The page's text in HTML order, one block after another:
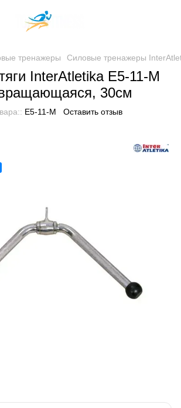
тренажеры Силовые тренажеры
InterAtletika E5-11-M
30см
E5-11-М Оставить отзыв